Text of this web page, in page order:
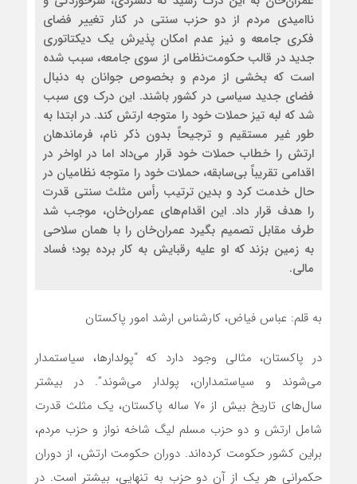
ناامیدی مردم از دو حزب سنتی در کنار ‌تغییر فضای
فکری جامعه و نیز عدم امکان پذیرش یک دیکتاتوری
جدید در قالب حکومت‌نظامی از سوی جامعه، سبب شده
است که بخشی از مردم و بخصوص جوانان به دنبال
فضای جدید سیاسی در کشور باشند. این درک وی سبب
شد که لبه تیز حملات خود را متوجه ارتش کند. در ابتدا به
طور غیر مستقیم و ترجیحاً بدون ذکر نام‌، فرماندهان
ارتش را خطاب حملات خود قرار می‌داد اما در اواخر در
اقدامی تقریباً بی‌سابقه، حملات خود را متوجه نظامیان در
حال خدمت کرد و بدین ترتیب رأس مثلث سنتی قدرت
را هدف قرار داد. این اقدام‌های عمران‌خان، موجب شد
طرف مقابل تصمیم بگیرد عمران‌خان را با همان سلاحی
به زمین بزند که او علیه رقبایش به کار برده بود؛ فساد
مالی.
به قلم: عباس فیاض، کارشناس ارشد امور پاکستان
در پاکستان، مثالی وجود دارد که “پولدارها، سیاستمدار
می‌شوند و سیاستمداران، پولدار می‌شوند”. در بیشتر
سال‌های تاریخ بیش از ۷۰ ساله پاکستان، یک مثلث قدرت
شامل ارتش و دو حزب مسلم لیگ شاخه نواز و حزب مردم،
براین کشور حکومت کرده‌اند. دوران حکومت ارتش، از دوران
حکمرانی هر یک از آن دو حزب به تنهایی، بیشتر است. در